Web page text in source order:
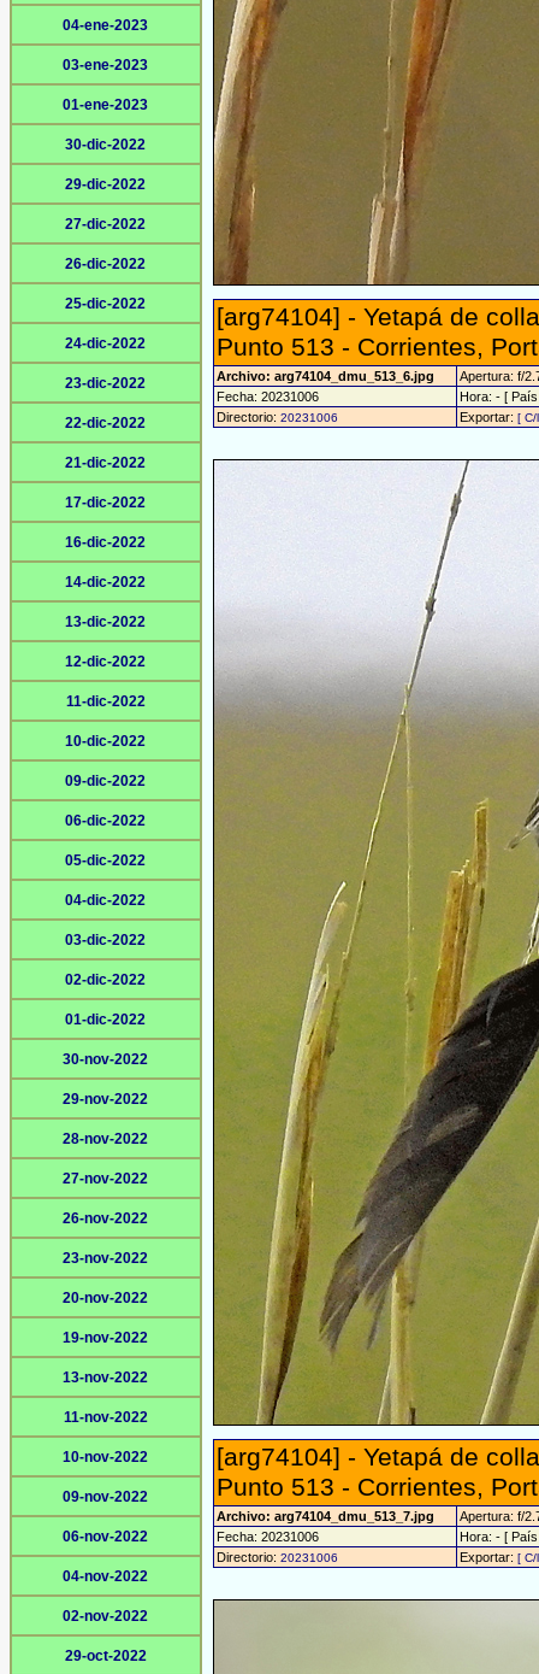
04-ene-2023
03-ene-2023
01-ene-2023
30-dic-2022
29-dic-2022
27-dic-2022
26-dic-2022
25-dic-2022
24-dic-2022
23-dic-2022
22-dic-2022
21-dic-2022
17-dic-2022
16-dic-2022
14-dic-2022
13-dic-2022
12-dic-2022
11-dic-2022
10-dic-2022
09-dic-2022
06-dic-2022
05-dic-2022
04-dic-2022
03-dic-2022
02-dic-2022
01-dic-2022
30-nov-2022
29-nov-2022
28-nov-2022
27-nov-2022
26-nov-2022
23-nov-2022
20-nov-2022
19-nov-2022
13-nov-2022
11-nov-2022
10-nov-2022
09-nov-2022
06-nov-2022
04-nov-2022
02-nov-2022
29-oct-2022
[arg74104] - Yetapá de
Punto 513 - Corrientes,
Archivo: arg74104_dmu_513_6.jpg
Apertura: f/
Fecha: 20231006
Hora: - [
Directorio: 20231006 Exportar: [ C/
[arg74104] - Yetapá de
Punto 513 - Corrientes,
Archivo: arg74104_dmu_513_7.jpg
Apertura: f/
Fecha: 20231006
Hora: - [
Directorio: 20231006 Exportar: [ C/